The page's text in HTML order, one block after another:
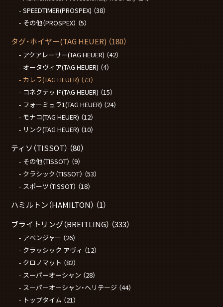
SPEEDTIMER(PROSPEX) （38）
その他（PROSPEX） （5）
タグ・ホイヤー(TAG HEUER) （180）
アクアレーサー(TAG HEUER) （42）
オータヴィア(TAG HEUER) （4）
カレラ(TAG HEUER) （73）
コネクテッド(TAG HEUER) （15）
フォーミュラ1(TAG HEUER) （24）
モナコ(TAG HEUER) （12）
リンク(TAG HEUER) （10）
ティソ（TISSOT） （80）
その他（TISSOT） （9）
クラシック（TISSOT） （53）
スポーツ（TISSOT） （18）
ハミルトン（HAMILTON） （1）
ブライトリング（BREITLING） （333）
アベンジャー （26）
クラッシック アヴィ （12）
クロノマット （82）
スーパーオーシャン （28）
スーパーオーシャン・ヘリテージ （44）
トップタイム （21）